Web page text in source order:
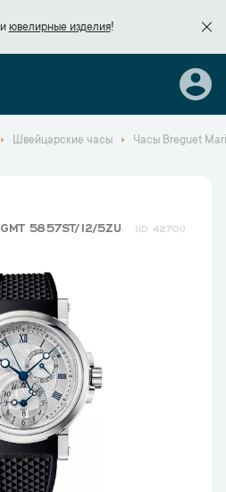
ювелирные изделия!
Швейцарские часы Часы Breguet
5857ST/12/5ZU 42701